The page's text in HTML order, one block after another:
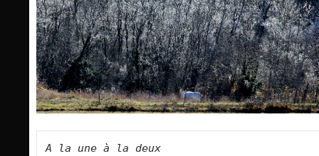
A la une à la deux